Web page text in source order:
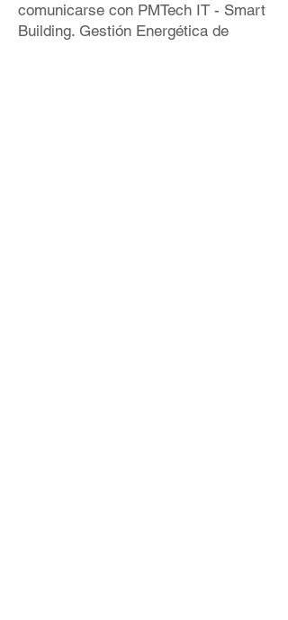
comunicarse con PMTech IT - Smart
Building. Gestión Energética de